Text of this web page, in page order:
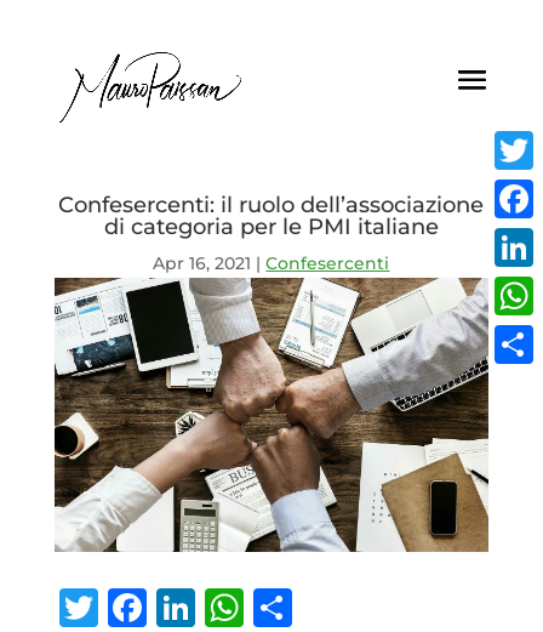
Confesercenti: il ruolo dell’associazione
di categoria per le PMI italiane
Apr 16, 2021 |Confesercenti
Twitter
Facebook
LinkedIn
WhatsApp
Condividi